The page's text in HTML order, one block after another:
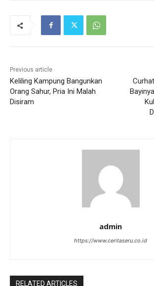
Previous article
Keliling Kampung Bangunkan
Orang Sahur, Pria Ini Malah
Disiram
admin
https://www.ceritaseru.co.id
RELATED ARTICLES